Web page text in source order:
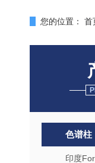
您的位置： 首
色谱柱
印度